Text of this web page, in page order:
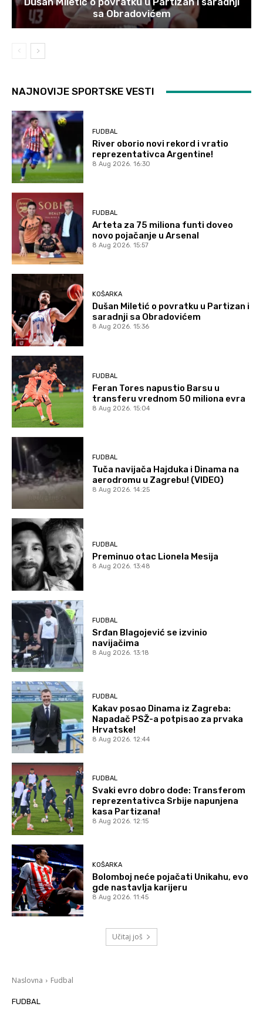
sa Obradovićem
NAJNOVIJE SPORTSKE VESTI
FUDBAL
River oborio novi rekord i vratio
reprezentativca Argentine!
8 Aug 2026. 16:30
FUDBAL
Arteta za 75 miliona funti doveo
novo pojačanje u Arsenal
8 Aug 2026. 15:57
KOŠARKA
Dušan Miletić o povratku u Partizan i
saradnji sa Obradovićem
8 Aug 2026. 15:36
FUDBAL
Feran Tores napustio Barsu u
transferu vrednom 50 miliona evra
8 Aug 2026. 15:04
FUDBAL
Tuča navijača Hajduka i Dinama na
aerodromu u Zagrebu! (VIDEO)
8 Aug 2026. 14:25
FUDBAL
Preminuo otac Lionela Mesija
8 Aug 2026. 13:48
FUDBAL
Srđan Blagojević se izvinio
navijačima
8 Aug 2026. 13:18
FUDBAL
Kakav posao Dinama iz Zagreba:
Napadač PSŽ-a potpisao za prvaka
Hrvatske!
8 Aug 2026. 12:44
FUDBAL
Svaki evro dobro dođe: Transferom
reprezentativca Srbije napunjena
kasa Partizana!
8 Aug 2026. 12:15
KOŠARKA
Bolomboj neće pojačati Unikahu, evo
gde nastavlja karijeru
8 Aug 2026. 11:45
Učitaj još